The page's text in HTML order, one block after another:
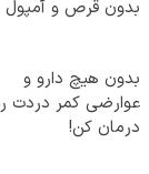
بدون قرص و آمپول
بدون هیچ دارو و
عوارضی کمر دردت
درمان کن!